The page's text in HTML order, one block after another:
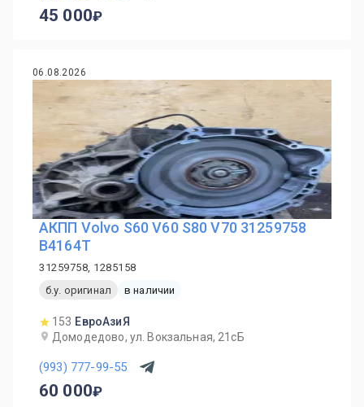
45 000
06.08.2026
АКПП Volvo S60 V60 S80 V70 31259758
B4164T
31259758, 1285158
б.у. оригинал
в наличии
153 ЕвроАзиЯ
Домодедово, ул. Вокзальная, 21сБ
(993) 777-99-55
60 000